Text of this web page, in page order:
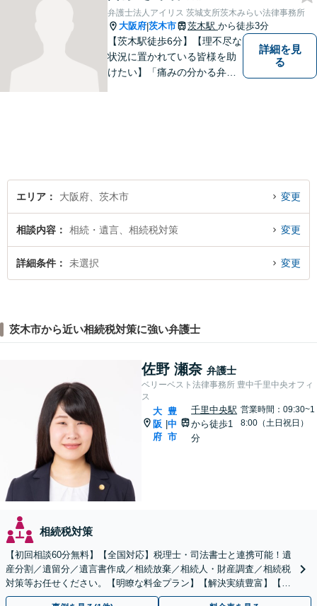
寧にお伺いいたします。
弁護士法人アイリス 茨城支所茨木みらい法律事務所
大阪府|茨木市 茨木駅 から徒歩3分
【茨木駅徒歩6分】【理不尽な
状況に置かれている皆様を助
けたい】「痛みの分かる弁護
詳細を見
る
エリア 大阪府、茨木市 変更
相談内容 相続・遺言、相続税対策 変更
詳細条件 未選択 変更
茨木市から近い相続税対策に強い弁護士
佐野 瀬奈 弁護士
ベリーベスト法律事務所 豊中千里中央オフィ
ス
大
阪
府
豊
中
市
千里中央駅
から徒歩1
分
営業時間：09:30~1
8:00（土日祝日）
相続税対策
【初回相談60分無料】【全国対応】税理士・司法書士と連携可能！遺
産分割／遺留分／遺言書作成／相続放棄／相続人・財産調査／相続税
対策等お任せください。【明瞭な料金プラン】【解決実績豊富】【電
話相談可】